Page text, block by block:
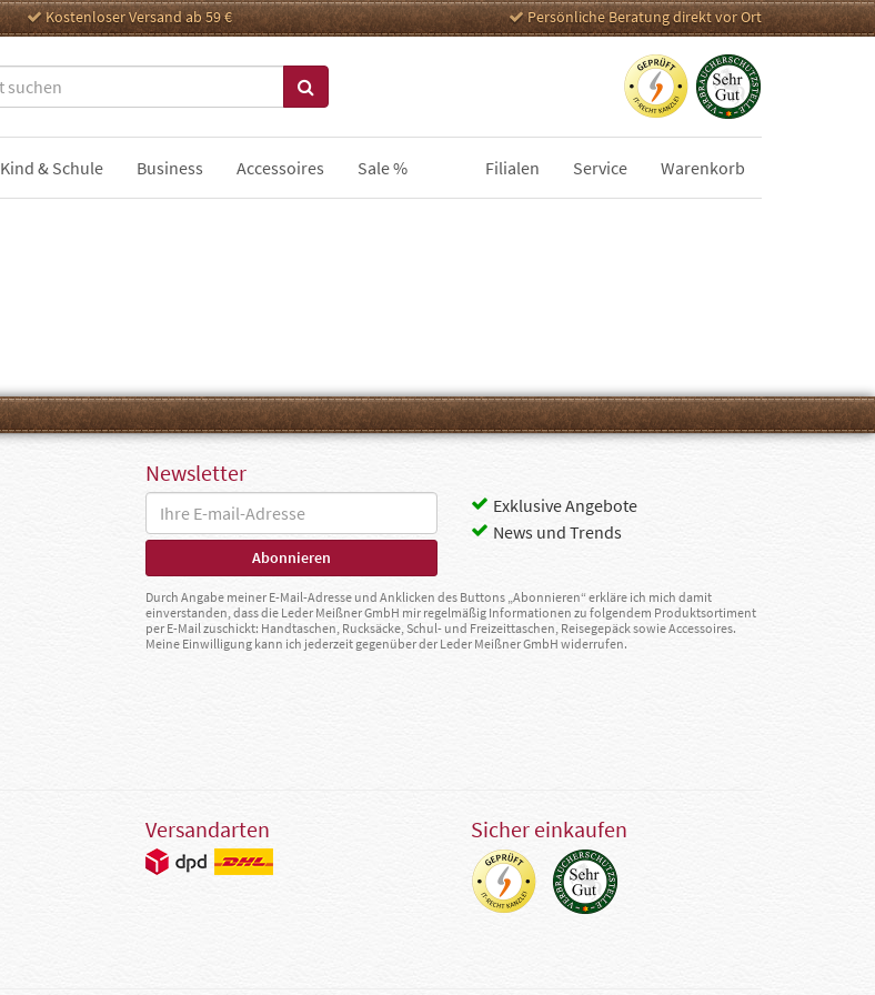
Kostenloser Versand ab 59 € Persönliche Beratung direkt vor Ort
Kind & Schule Business Accessoires Sale % Filialen Service Warenkorb
Newsletter
Exklusive Angebote
News und Trends
Durch Angabe meiner E-Mail-Adresse und Anklicken des Buttons „Abonnieren“ erkläre ich mich damit
einverstanden, dass die Leder Meißner GmbH mir regelmäßig Informationen zu folgendem Produktsortiment
per E-Mail zuschickt: Handtaschen, Rucksäcke, Schul- und Freizeittaschen, Reisegepäck sowie Accessoires.
Meine Einwilligung kann ich jederzeit gegenüber der Leder Meißner GmbH widerrufen.
Versandarten Sicher einkaufen